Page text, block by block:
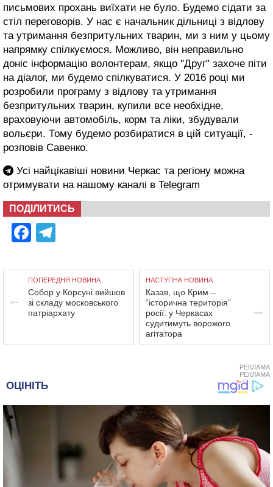
письмових прохань виїхати не було. Будемо сідати за
стіл переговорів. У нас є начальник дільниці з відлову
та утримання безпритульних тварин, ми з ним у цьому
напрямку спілкуємося. Можливо, він неправильно
доніс інформацію волонтерам, якщо "Друг" захоче піти
на діалог, ми будемо спілкуватися. У 2016 році ми
розробили програму з відлову та утримання
безпритульних тварин, купили все необхідне,
враховуючи автомобіль, корм та ліки, збудували
вольєри. Тому будемо розбиратися в цій ситуації, -
розповів Савенко.
Усі найцікавіші новини Черкас та регіону можна
отримувати на нашому каналі в Telegram
ПОДІЛИТИСЬ
Facebook
ПОПЕРЕДНЯ НОВИНА
Собор у Корсуні вийшов
зі складу московського
патріархату
НАСТУПНА НОВИНА
Казав, що Крим –
“історична територія”
росії: у Черкасах
судитимуть ворожого
агітатора
РЕКЛАМА
РЕКЛАМА